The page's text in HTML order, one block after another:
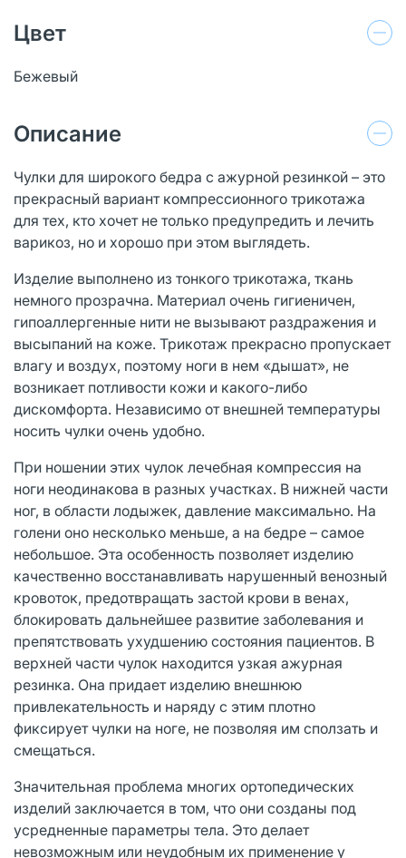
Цвет
Бежевый
Описание
Чулки для широкого бедра с ажурной резинкой – это
прекрасный вариант компрессионного трикотажа
для тех, кто хочет не только предупредить и лечить
варикоз, но и хорошо при этом выглядеть.
Изделие выполнено из тонкого трикотажа, ткань
немного прозрачна. Материал очень гигиеничен,
гипоаллергенные нити не вызывают раздражения и
высыпаний на коже. Трикотаж прекрасно пропускает
влагу и воздух, поэтому ноги в нем «дышат», не
возникает потливости кожи и какого-либо
дискомфорта. Независимо от внешней температуры
носить чулки очень удобно.
При ношении этих чулок лечебная компрессия на
ноги неодинакова в разных участках. В нижней части
ног, в области лодыжек, давление максимально. На
голени оно несколько меньше, а на бедре – самое
небольшое. Эта особенность позволяет изделию
качественно восстанавливать нарушенный венозный
кровоток, предотвращать застой крови в венах,
блокировать дальнейшее развитие заболевания и
препятствовать ухудшению состояния пациентов. В
верхней части чулок находится узкая ажурная
резинка. Она придает изделию внешнюю
привлекательность и наряду с этим плотно
фиксирует чулки на ноге, не позволяя им сползать и
смещаться.
Значительная проблема многих ортопедических
изделий заключается в том, что они созданы под
усредненные параметры тела. Это делает
невозможным или неудобным их применение у